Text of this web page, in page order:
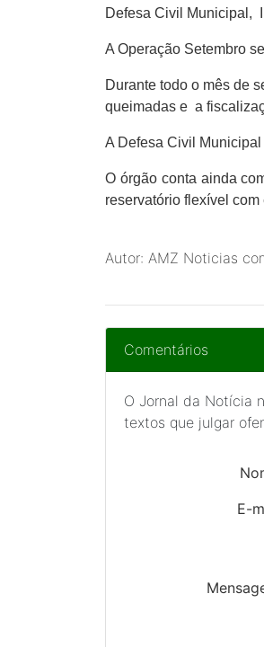
Defesa Civil Municipal,
A Operação Setembro
Durante todo o mês de
queimadas e a
A Defesa Civil
O órgão conta ainda
reservatório flexível
Autor: AMZ Noticias
Comentários
O Jornal da Notícia
textos que julgar
E-